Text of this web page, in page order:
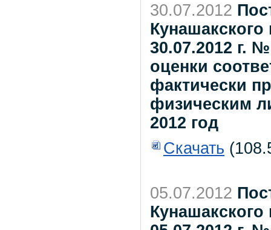
30.07.2012
30.07.2012 г.
оценки
фактически
физическим
2012 год
Скачать
05.07.2012